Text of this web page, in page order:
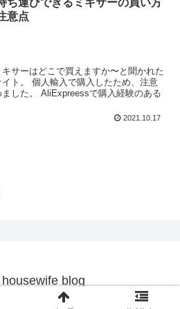
ち運びできるミキサーの買い方
意点
サーはどこで買えますか〜と聞かれた
ト。 個人輸入で購入したため、注意
した。 AliExpreessで購入経験のある
2021.10.17
blog
a housewife blog.